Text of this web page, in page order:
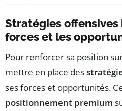
Stratégies offensives
forces et les
Pour renforcer sa position
mettre en place des
ses forces et opportunités.
positionnement premium